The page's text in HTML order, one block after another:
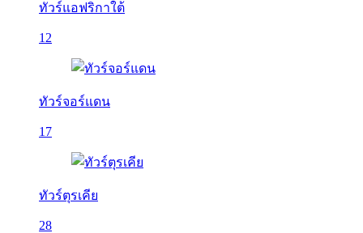
ทัวร์แอฟริกาใต้
12
ทัวร์จอร์แดน
17
ทัวร์ตุรเคีย
28